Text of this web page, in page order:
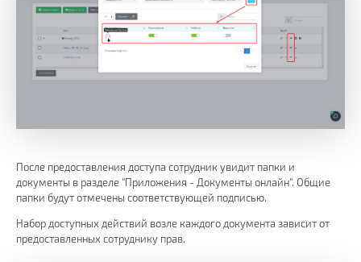
После предоставления доступа сотрудник увидит папки и
документы в разделе "Приложения - Документы онлайн". Общие
папки будут отмечены соответствующей подписью.
Набор доступных действий возле каждого документа зависит от
предоставленных сотруднику прав.